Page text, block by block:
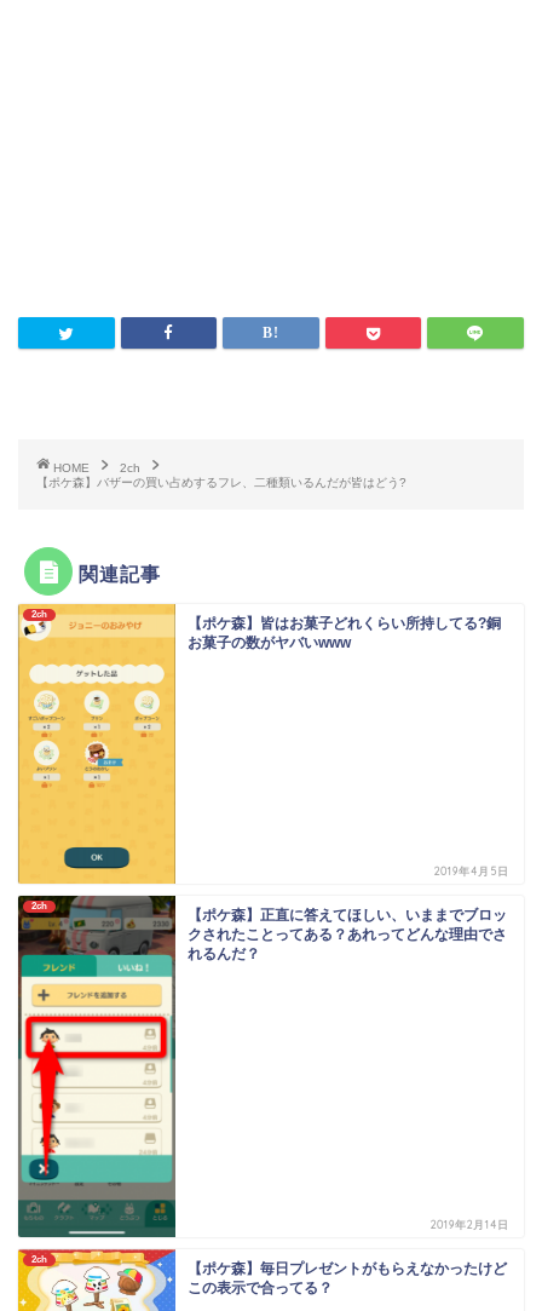
HOME
2ch
【ポケ森】バザーの買い占めするフレ、二種類いるんだが皆はどう?
関連記事
2ch
【ポケ森】皆はお菓子どれくらい所持してる?銅
お菓子の数がヤバいwww
2019年4月5日
2ch
【ポケ森】正直に答えてほしい、いままでブロッ
クされたことってある？あれってどんな理由でさ
れるんだ？
2019年2月14日
2ch
【ポケ森】毎日プレゼントがもらえなかったけど
この表示で合ってる？